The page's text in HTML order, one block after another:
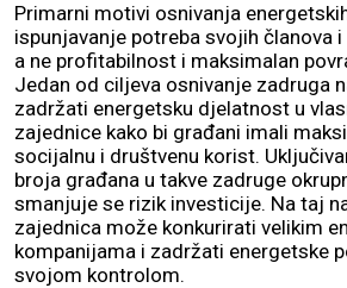
Primarni motivi osnivanja
ispunjavanje potreba svojih članova
a ne profitabilnost i maksimalan
Jedan od ciljeva osnivanje zadruga
zadržati energetsku djelatnost u
zajednice kako bi građani imali
socijalnu i društvenu korist.
broja građana u takve zadruge
smanjuje se rizik investicije. Na taj
zajednica može konkurirati velikim
kompanijama i zadržati energetske
svojom kontrolom.